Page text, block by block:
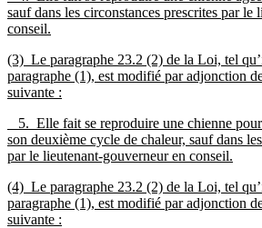
sauf dans les circonstances prescrites par le
conseil.
(3) Le paragraphe 23.2 (2) de la Loi, tel
paragraphe (1), est modifié par adjonction
suivante :
5. Elle fait se reproduire une chienne
son deuxième cycle de chaleur, sauf dans
par le lieutenant-gouverneur en conseil.
(4) Le paragraphe 23.2 (2) de la Loi, tel
paragraphe (1), est modifié par adjonction
suivante :